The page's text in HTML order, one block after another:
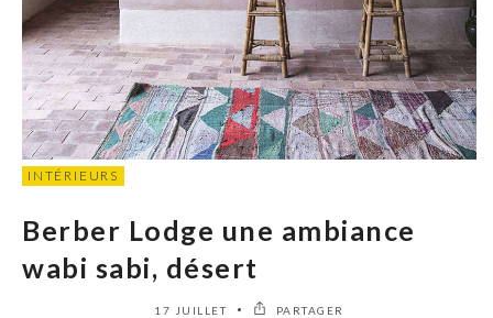
INTÉRIEURS
Berber Lodge une ambiance
wabi sabi, désert
17 JUILLET PARTAGER